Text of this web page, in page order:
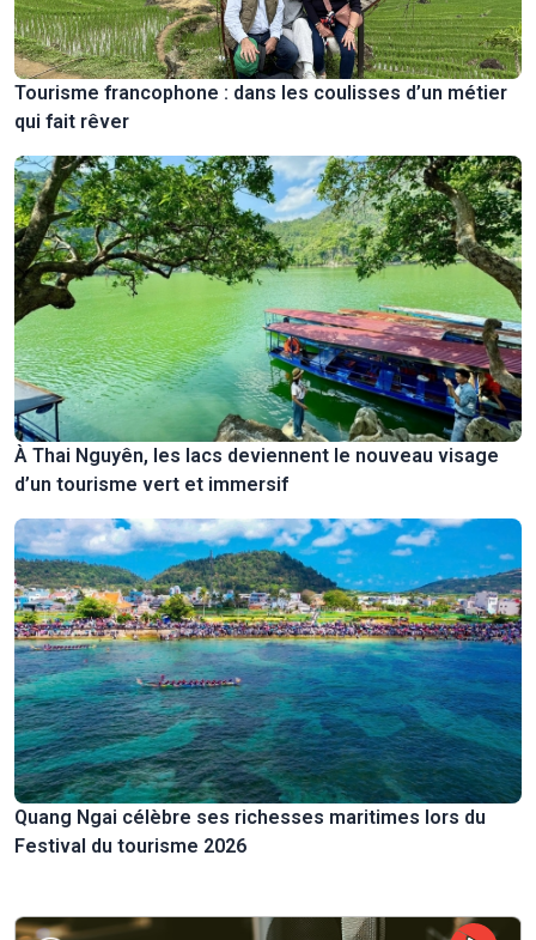
Tourisme francophone : dans les coulisses d’un métier
qui fait rêver
À Thai Nguyên, les lacs deviennent le nouveau visage
d’un tourisme vert et immersif
Quang Ngai célèbre ses richesses maritimes lors du
Festival du tourisme 2026